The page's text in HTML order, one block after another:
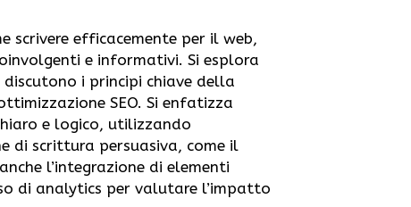
scrivere efficacemente per il web,
e informativi. Si esplora
i principi chiave della
SEO. Si enfatizza
e logico, utilizzando
di scrittura persuasiva, come il
l’integrazione di elementi
di analytics per valutare l’impatto